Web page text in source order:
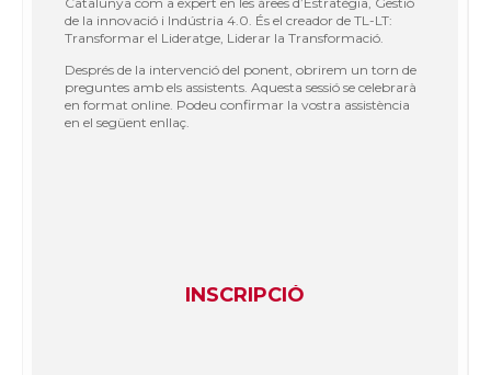
de la innovació i Indústria 4.0. És el creador de TL-LT:
Transformar el Lideratge, Liderar la Transformació.
Després de la intervenció del ponent, obrirem un torn de
preguntes amb els assistents. Aquesta sessió se celebrarà
en format online. Podeu confirmar la vostra assistència
en el següent enllaç.
INSCRIPCIÓ